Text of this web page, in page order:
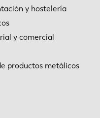
y hostelería
y comercial
productos metálicos